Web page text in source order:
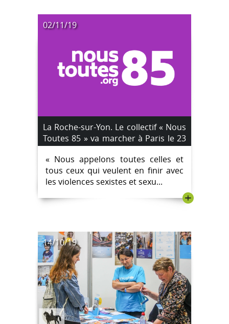
02/11/19
La Roche-sur-Yon. Le collectif « Nous
Toutes 85 » va marcher à Paris le 23
novembre contre les violences
sexistes et sexuelles.
« Nous appelons toutes celles et
tous ceux qui veulent en finir avec
les violences sexistes et sexu...
+
14/10/19